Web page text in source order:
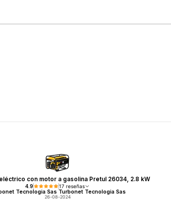
con motor a gasolina Pretul 26034, 2.8 kW
4.9 17 reseñas
Tecnologia Sas Turbonet Tecnologia Sas
26-08-2024